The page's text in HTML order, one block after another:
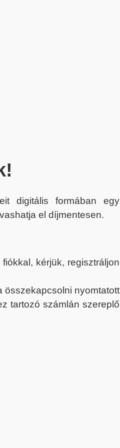
digitális formában egy
el díjmentesen.
kérjük, regisztráljon
összekapcsolni nyomtatott
tartozó számlán szereplő